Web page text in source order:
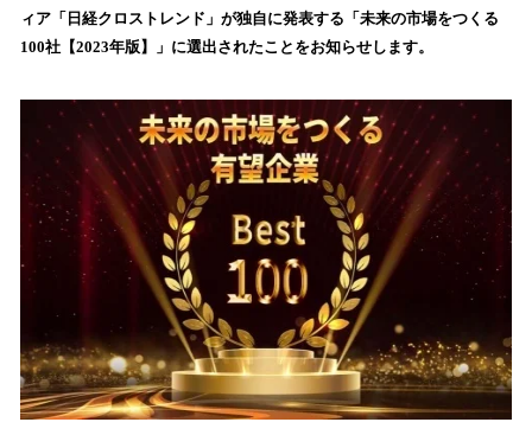
込
み
で
す
ィア「日経クロストレンド」が独自に発表する「未来の市場をつくる
100社【2023年版】」に選出されたことをお知らせします。